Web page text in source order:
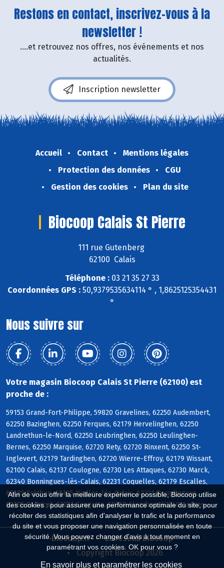
Afin de vous offrir la meilleure expérience possible, Biocoop utilise
des cookies : pour assurer une performance optimale du site, pour
récolter des statistiques afin d'analyser le trafic et la performance
du site et vous proposer une navigation personnalisée en toute
sécurité. Vous pouvez changer d'avis à tout moment en
paramétrant vos cookies. OK pour vous ?
En savoir plus et paramétrer les cookies
Restons en contact, inscrivez-vous à la
newsletter !
....et retrouvez nos offres, nos événements et nos
actualités.
Inscription newsletter
Accueil Contact
Mentions légales
Protection des données
CGU
Gestion des cookies
Plan du site
Biocoop Calais St Pierre
111 rue Gutenberg
62100 Calais
Téléphone :03 21 35 27 33
Coordonnées GPS : 50,9379535634114 ° , 1,8625125354431
°
Nous suivre sur
Votre magasin Biocoop Calais St Pierre (62100) est
proche de :
59153 Grand-Fort-Philippe, 59820 Gravelines, 62250 Audembert,
62250 Bazinghen, 62250 Ferques, 62179 Hervelinghen, 62250
Landrethun-le-Nord, 62250 Leubringhen, 62250 Leulinghen-
Bernes, 62250 Marquise, 62720 Rety, 62720 Rinxent, 62250 St-
Inglevert, 62179 Tardinghen, 62720 Wierre-Effroy, 62179 Wissant,
62100 Calais, 62137 Coulogne, 62730 Les Attaques, 62730 Marck,
62340 Bonningues-lès-Calais, 62231 Coquelles, 62179 Escalles,
62185 Fréthun, 62185 Nielles-lès-Calais, 62231 Peuplingues,
62185 St-Tricat, 62231 Sangatte, 62850 Alembon, 62340 Andres
Biocoop.fr
Le réseau Biocoop
Copyright Biocoop 2026